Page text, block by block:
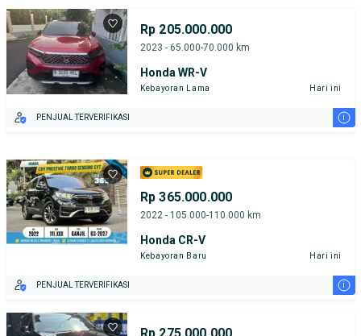
Rp 205.000.000
2023 - 65.000-70.000 km
Honda WR-V
Kebayoran Lama Hari ini
PENJUAL TERVERIFIKASI i
Rp 365.000.000
2022 - 105.000-110.000 km
Honda CR-V
Kebayoran Baru Hari ini
PENJUAL TERVERIFIKASI i
Rp 275.000.000